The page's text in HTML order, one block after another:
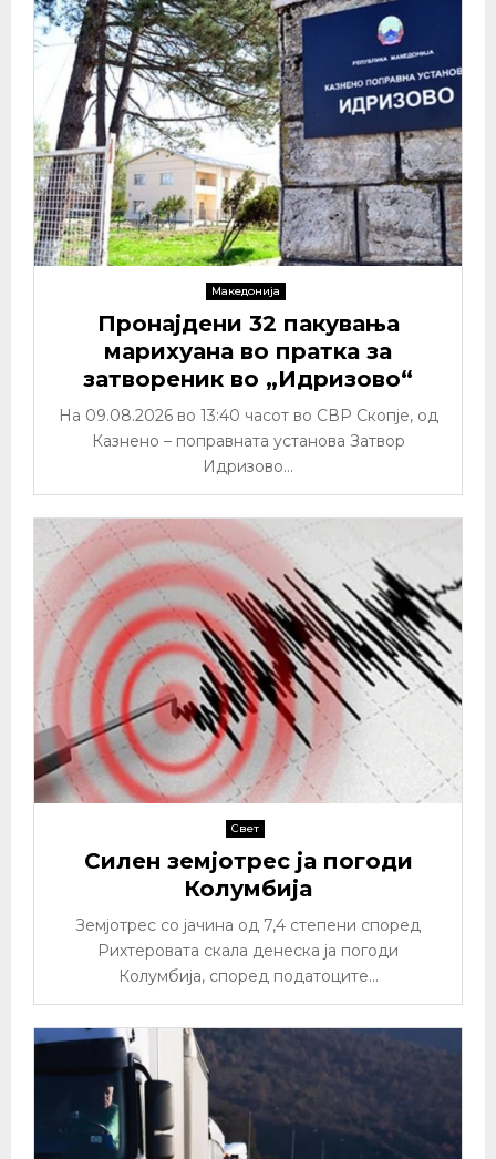
Македонија
Пронајдени 32 пакувања
марихуана во пратка за
затвореник во „Идризово“
На 09.08.2026 во 13:40 часот во СВР Скопје, од
Казнено – поправната установа Затвор
Идризово...
Свет
Силен земјотрес ја погоди
Колумбија
Земјотрес со јачина од 7,4 степени според
Рихтеровата скала денеска ја погоди
Колумбија, според податоците...